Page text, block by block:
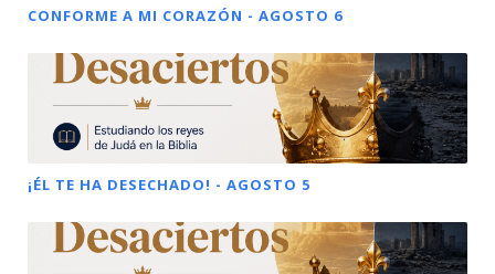
CONFORME A MI CORAZÓN - AGOSTO 6
¡ÉL TE HA DESECHADO! - AGOSTO 5